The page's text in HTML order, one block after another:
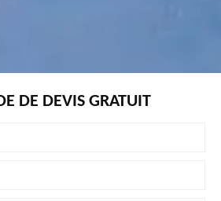
DE DEVIS GRATUIT